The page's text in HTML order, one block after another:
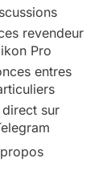
revendeur
Pro
entres
direct sur